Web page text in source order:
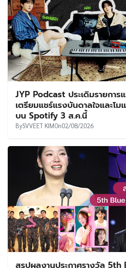
JYP Podcast ประเดิมรายการ
เตรียมแชร์แรงบันดาลใจและโ
บน Spotify 3 ส.ค.นี้
BySVVEET KIMOn02/08/2026
สรุปผลงานประกาศรางวัล